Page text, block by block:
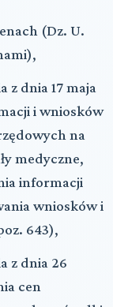
(Dz. U.
z dnia 17 maja
i wniosków
na
medyczne,
informacji
wniosków i
643),
z dnia 26
cen